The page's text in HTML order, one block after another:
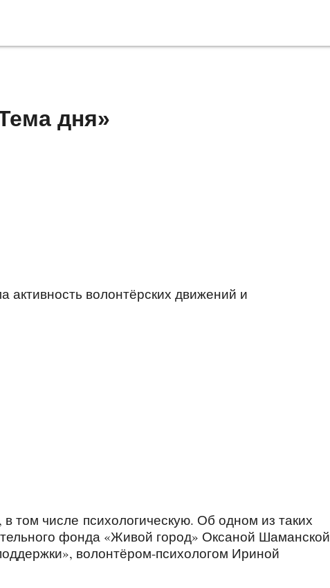
дня»
активность волонтёрских движений и
том числе психологическую. Об одном из таких
фонда «Живой город» Оксаной Шаманской
волонтёром-психологом Ириной